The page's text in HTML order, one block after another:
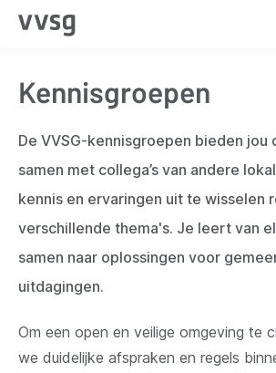
Overslaan
gaan
Kennisgroepen
De VVSG-kennisgroepen bieden jou
samen met collega’s van andere
kennis en ervaringen uit te wisselen
verschillende thema's. Je leert van
samen naar oplossingen voor
uitdagingen.
Om een open en veilige omgeving te
we duidelijke afspraken en regels